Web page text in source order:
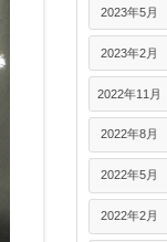
2023年5月
2023年2月
2022年11月
2022年8月
2022年5月
2022年2月